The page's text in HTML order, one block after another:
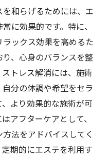
仙沼市のエステキャ
ペーンの魅力を徹底
するための秘訣
られる美のメリット
がもたらす心身への
活用した美と癒しの
和らげるためには、エ
に効果的です。特に、
ックス効果を高めるた
、心身のバランスを整
トレス解消には、施術
分の体調や希望をセラ
より効果的な施術が可
アフターケアとして、
法をアドバイスしてく
期的にエステを利用す